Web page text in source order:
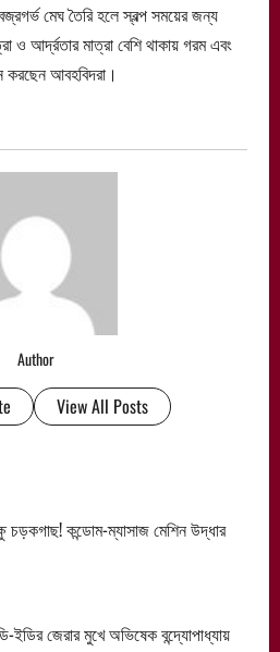
মেঘ তৈরি হলে স্বল্প সময়ের জন্য
ও আর্দ্রতার মাত্রা বেশি থাকায় গরম এবং
আবহবিদরা।
Author
View All Posts
চড়কগাছ! কন্ডোম-ম্যাসাজ মেশিন উদ্ধার
ইডির জেরার মুখে অভিষেক বন্দ্যোপাধ্যায়